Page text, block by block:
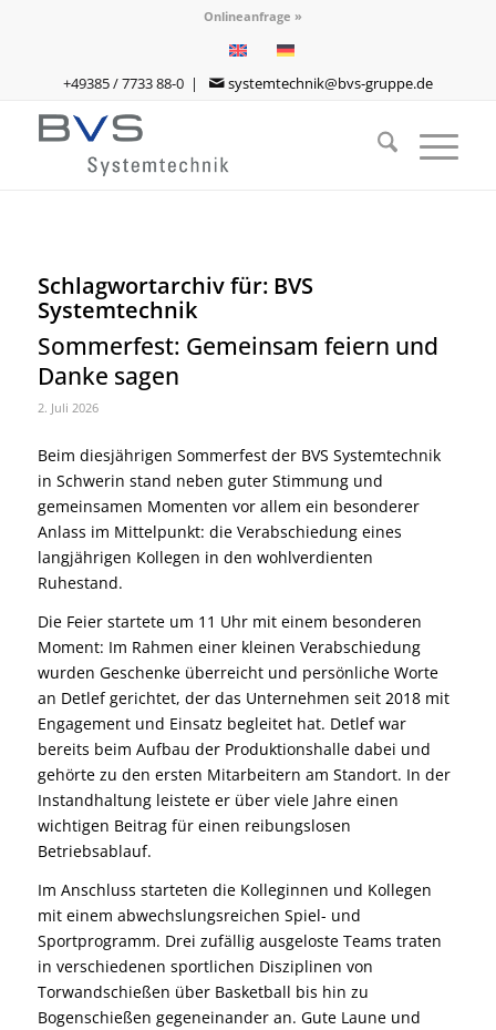
Onlineanfrage »
+49385 / 7733 88-0 | systemtechnik@bvs-gruppe.de
Schlagwortarchiv für: BVS
Systemtechnik
Sommerfest: Gemeinsam feiern und
Danke sagen
2. Juli 2026
Beim diesjährigen Sommerfest der BVS Systemtechnik
in Schwerin stand neben guter Stimmung und
gemeinsamen Momenten vor allem ein besonderer
Anlass im Mittelpunkt: die Verabschiedung eines
langjährigen Kollegen in den wohlverdienten
Ruhestand.
Die Feier startete um 11 Uhr mit einem besonderen
Moment: Im Rahmen einer kleinen Verabschiedung
wurden Geschenke überreicht und persönliche Worte
an Detlef gerichtet, der das Unternehmen seit 2018 mit
Engagement und Einsatz begleitet hat. Detlef war
bereits beim Aufbau der Produktionshalle dabei und
gehörte zu den ersten Mitarbeitern am Standort. In der
Instandhaltung leistete er über viele Jahre einen
wichtigen Beitrag für einen reibungslosen
Betriebsablauf.
Im Anschluss starteten die Kolleginnen und Kollegen
mit einem abwechslungsreichen Spiel- und
Sportprogramm. Drei zufällig ausgeloste Teams traten
in verschiedenen sportlichen Disziplinen von
Torwandschießen über Basketball bis hin zu
Bogenschießen gegeneinander an. Gute Laune und